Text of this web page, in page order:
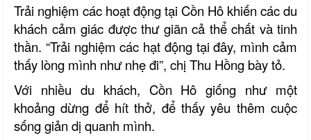
Trải nghiệm các hoạt động tại Cồn Hô khiến các du
khách cảm giác được thư giãn cả thể chất và tinh
thần. “Trải nghiệm các hạt động tại đây, mình cảm
thấy lòng mình như nhẹ đi”, chị Thu Hồng bày tỏ.
Với nhiều du khách, Cồn Hô giống như một
khoảng dừng để hít thở, để thấy yêu thêm cuộc
sống giản dị quanh mình.